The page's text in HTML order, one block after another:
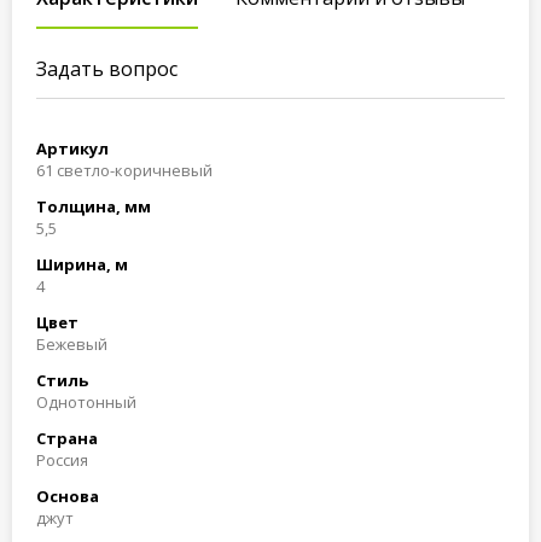
Задать вопрос
Артикул
61 светло-коричневый
Толщина, мм
5,5
Ширина, м
4
Цвет
Бежевый
Стиль
Однотонный
Страна
Россия
Основа
джут